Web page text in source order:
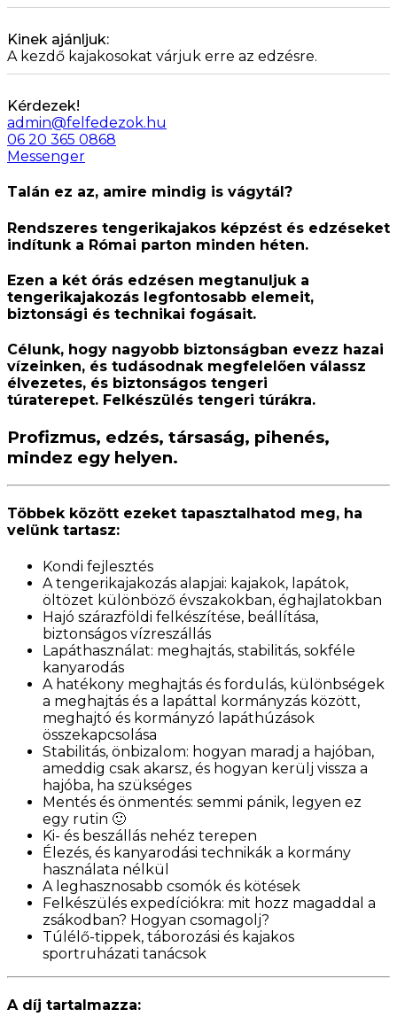
Kinek ajánljuk:
A kezdő kajakosokat várjuk erre az edzésre.
Kérdezek!
admin@felfedezok.hu
06 20 365 0868
Messenger
Talán ez az, amire mindig is vágytál?
Rendszeres tengerikajakos képzést és edzéseket
indítunk a Római parton minden héten.
Ezen a két órás edzésen megtanuljuk a
tengerikajakozás legfontosabb elemeit,
biztonsági és technikai fogásait.
Célunk, hogy nagyobb biztonságban evezz hazai
vízeinken, és tudásodnak megfelelően válassz
élvezetes, és biztonságos tengeri
túraterepet. Felkészülés tengeri túrákra.
Profizmus, edzés, társaság, pihenés,
mindez egy helyen.
Többek között ezeket tapasztalhatod meg, ha
velünk tartasz:
Kondi fejlesztés
A tengerikajakozás alapjai: kajakok, lapátok,
öltözet különböző évszakokban, éghajlatokban
Hajó szárazföldi felkészítése, beállítása,
biztonságos vízreszállás
Lapáthasználat: meghajtás, stabilitás, sokféle
kanyarodás
A hatékony meghajtás és fordulás, különbségek
a meghajtás és a lapáttal kormányzás között,
meghajtó és kormányzó lapáthúzások
összekapcsolása
Stabilitás, önbizalom: hogyan maradj a hajóban,
ameddig csak akarsz, és hogyan kerülj vissza a
hajóba, ha szükséges
Mentés és önmentés: semmi pánik, legyen ez
egy rutin 🙂
Ki- és beszállás nehéz terepen
Élezés, és kanyarodási technikák a kormány
használata nélkül
A leghasznosabb csomók és kötések
Felkészülés expedíciókra: mit hozz magaddal a
zsákodban? Hogyan csomagolj?
Túlélő-tippek, táborozási és kajakos
sportruházati tanácsok
A díj tartalmazza: